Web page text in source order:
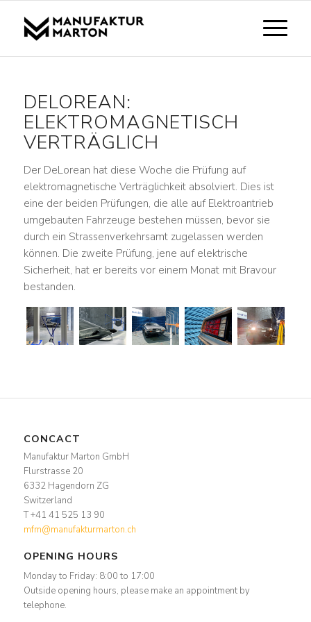
DELOREAN:
ELEKTROMAGNETISCH
VERTRÄGLICH
Der DeLorean hat diese Woche die Prüfung auf
elektromagnetische Verträglichkeit absolviert. Dies ist
eine der beiden Prüfungen, die alle auf Elektroantrieb
umgebauten Fahrzeuge bestehen müssen, bevor sie
durch ein Strassenverkehrsamt zugelassen werden
können. Die zweite Prüfung, jene auf elektrische
Sicherheit, hat er bereits vor einem Monat mit Bravour
bestanden.
CONCACT
Manufaktur Marton GmbH
Flurstrasse 20
6332 Hagendorn ZG
Switzerland
T +41 41 525 13 90
mfm@manufakturmarton.ch
OPENING HOURS
Monday to Friday: 8:00 to 17:00
Outside opening hours, please make an appointment by
telephone.